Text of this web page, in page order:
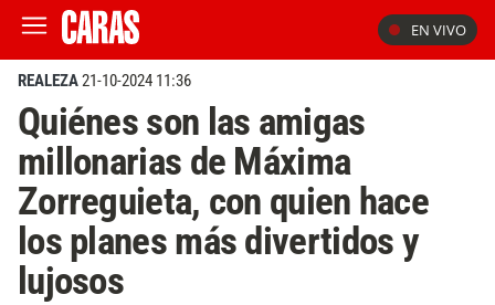
EN VIVO
REALEZA21-10-2024 11:36
Quiénes son las amigas
millonarias de Máxima
Zorreguieta, con quien hace
los planes más divertidos y
lujosos